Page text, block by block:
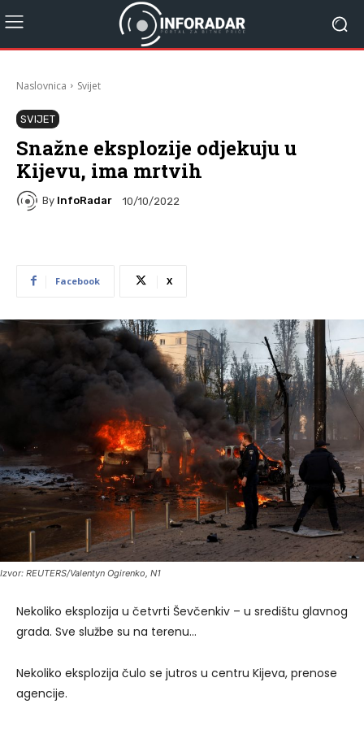
Naslovnica Svijet
SVIJET
Snažne eksplozije odjekuju u
Kijevu, ima mrtvih
By InfoRadar 10/10/2022
Facebook X
Izvor: REUTERS/Valentyn Ogirenko, N1
Nekoliko eksplozija u četvrti Ševčenkiv – u središtu glavnog
grada. Sve službe su na terenu…
Nekoliko eksplozija čulo se jutros u centru Kijeva, prenose
agencije.